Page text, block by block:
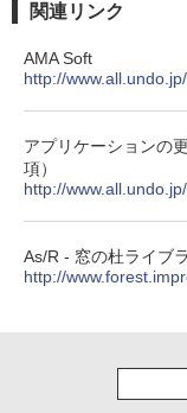
関連リンク
AMA Soft
http://www.all.undo.jp/
アプリケーションの
項）
http://
As/R - 窓の杜ライブ
http://